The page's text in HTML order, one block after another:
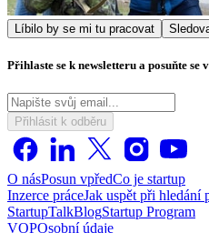
Líbilo by se mi tu pracovat
Přihlaste se k newsletteru a posuňte se
Přihlásit k odběru
O násPosun vpředCo je startup
Inzerce práceJak uspět při hledání
StartupTalkBlogStartup Program
VOPOsobní údaje